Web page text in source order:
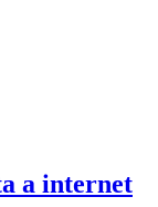
a internet